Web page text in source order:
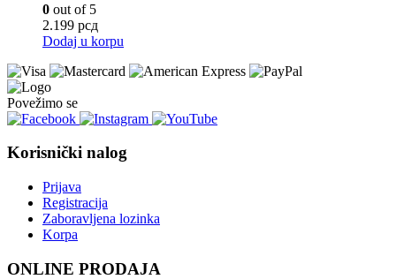
0 out of 5
2.199 рсд
Dodaj u korpu
Povežimo se
Korisnički nalog
Prijava
Registracija
Zaboravljena lozinka
Korpa
ONLINE PRODAJA